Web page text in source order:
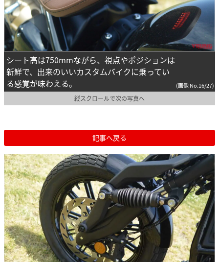
シート高は750mmながら、視点やポジションは
新鮮で、出来のいいカスタムバイクに乗ってい
る感覚が味わえる。
(画像 No.16/27)
縦スクロールで次の写真へ
記事へ戻る